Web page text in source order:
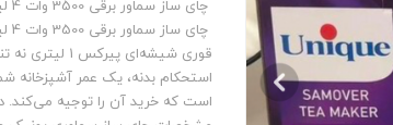
آرام پز
گریل
◼️ ظرف و ظروف
سرویس قابلمه و ماهیتابه
چای ساز سماور برقی 3500 وات 4 لیتری یونیک تکنولوژی آلمان مدل Unique 8046
قوری شیشه‌ای
استحکام بدنه، یک عمر آشپزخانه
است که خرید آن را توجیه می‌کند.